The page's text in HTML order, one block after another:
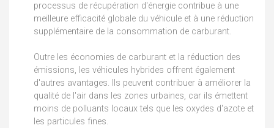
processus de récupération d'énergie contribue à une
meilleure efficacité globale du véhicule et à une réduction
supplémentaire de la consommation de carburant.
Outre les économies de carburant et la réduction des
émissions, les véhicules hybrides offrent également
d'autres avantages. Ils peuvent contribuer à améliorer la
qualité de l'air dans les zones urbaines, car ils émettent
moins de polluants locaux tels que les oxydes d'azote et
les particules fines.